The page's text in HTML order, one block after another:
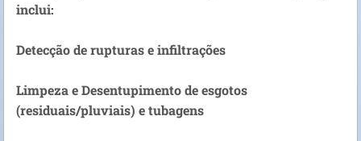
inclui:
Detecção de rupturas e infiltrações
Limpeza e Desentupimento de esgotos
(residuais/pluviais) e tubagens